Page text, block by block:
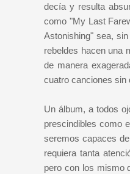
decía y resulta
como "My Last
Astonishing" sea,
rebeldes hacen una
de manera
cuatro canciones sin
Un álbum, a todos
prescindibles como
seremos capaces
requiera tanta
pero con los mismo